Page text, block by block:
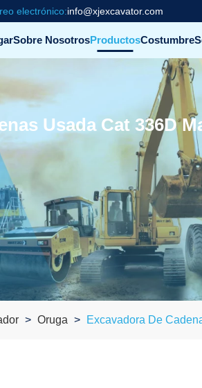
electrónico:info@xjexcavator.com
Sobre NosotrosProductosCostumbre
Usada Cat 336D
Oruga Excavadora De